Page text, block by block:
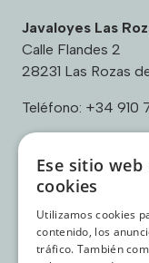
Javaloyes Las
Calle Flandes 2
28231 Las Rozas
Teléfono: +34 910
Enlaces:
Contacto
Sobre nosotros
Ese sitio
cookies
Utilizamos cookies
contenido, los
tráfico. También